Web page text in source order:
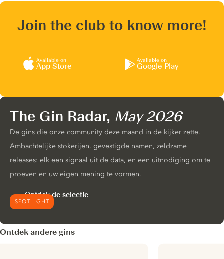
Join the club to know more!
Available on
App Store
Available on
Google Play
SPOTLIGHT
The Gin Radar, May 2026
De gins die onze community deze maand in de kijker zette.
Ambachtelijke stokerijen, gevestigde namen, zeldzame
releases: elk een signaal uit de data, en een uitnodiging om te
proeven en uw eigen mening te vormen.
Ontdek de selectie
Ontdek andere gins